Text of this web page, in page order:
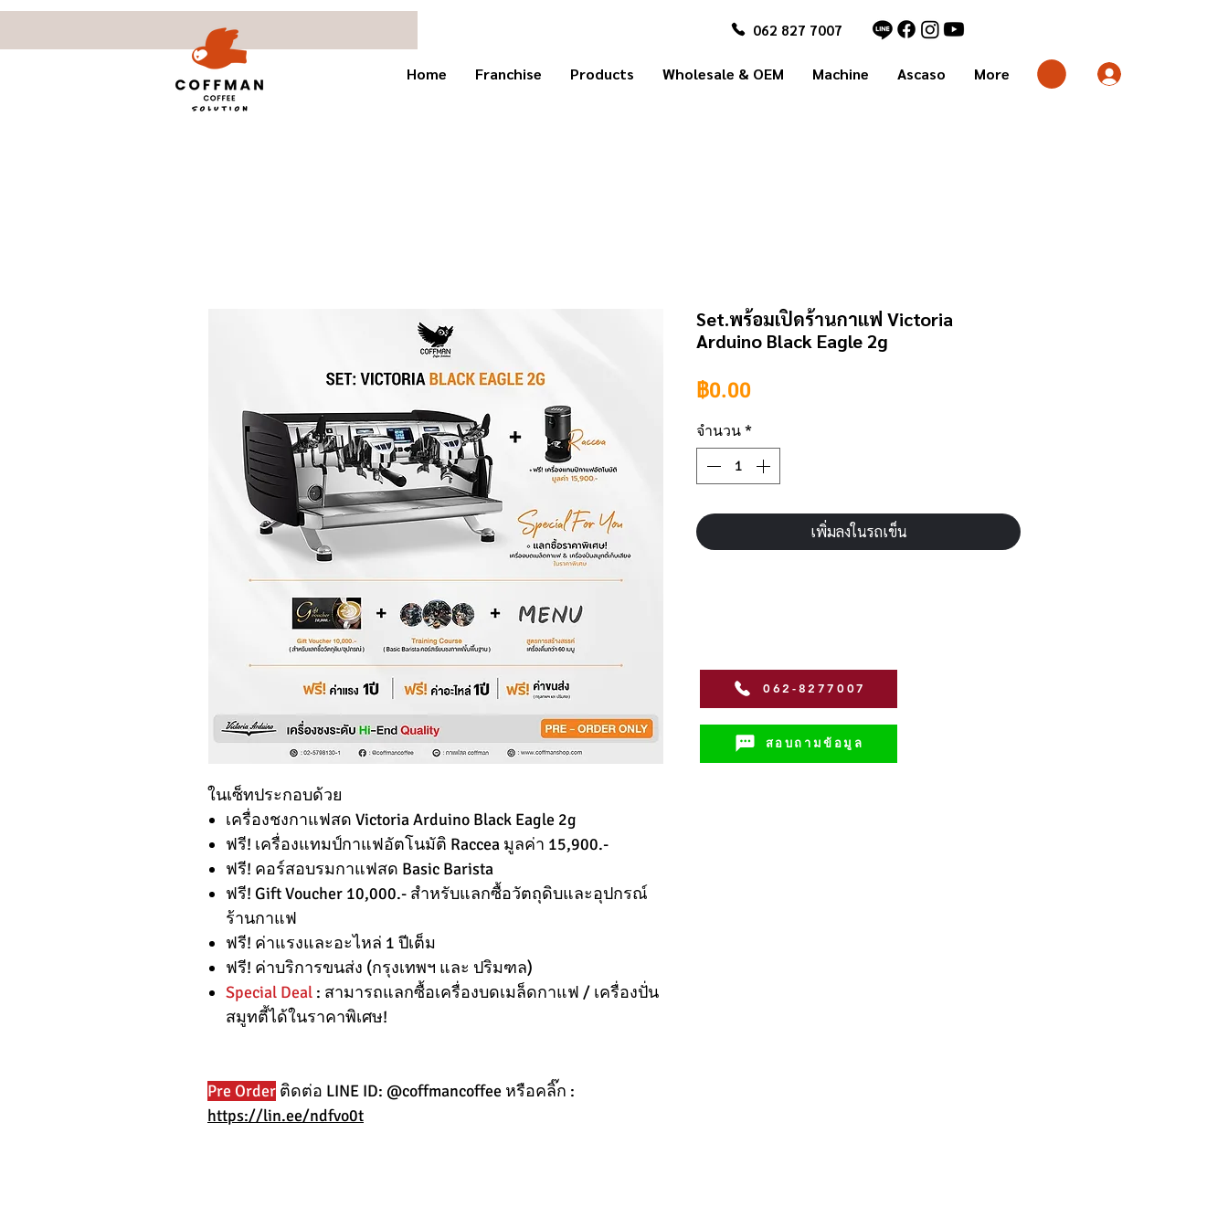
062 827 7007
Home Franchise Products Wholesale & OEM Machine Ascaso More
ในเซ็ทประกอบด้วย
เครื่องชงกาแฟสด Victoria Arduino Black Eagle 2g
ฟรี! เครื่องแทมป์กาแฟอัตโนมัติ Raccea มูลค่า 15,900.-
ฟรี! คอร์สอบรมกาแฟสด Basic Barista
ฟรี! Gift Voucher 10,000.- สำหรับแลกซื้อวัตถุดิบและอุปกรณ์
ร้านกาแฟ
ฟรี! ค่าแรงและอะไหล่ 1 ปีเต็ม
ฟรี! ค่าบริการขนส่ง (กรุงเทพฯ และ ปริมฑล)
Special Deal : สามารถแลกซื้อเครื่องบดเมล็ดกาแฟ / เครื่องปั่น
สมูทตี้ได้ในราคาพิเศษ!
Pre Order ติดต่อ LINE ID: @coffmancoffee หรือคลิ๊ก :
https://lin.ee/ndfvo0t
Set.พร้อมเปิดร้านกาแฟ Victoria
Arduino Black Eagle 2g
฿0.00ราคา
จำนวน *
เพิ่มลงในรถเข็น
สอบถามข้อมูล
062-8277007